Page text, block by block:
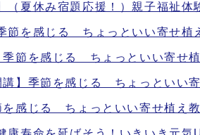
（夏休み宿題応援！）親子福祉
節を感じる ちょっといい寄せ植
季節を感じる ちょっといい寄せ
講】季節を感じる ちょっといい
を感じる ちょっといい寄せ植え